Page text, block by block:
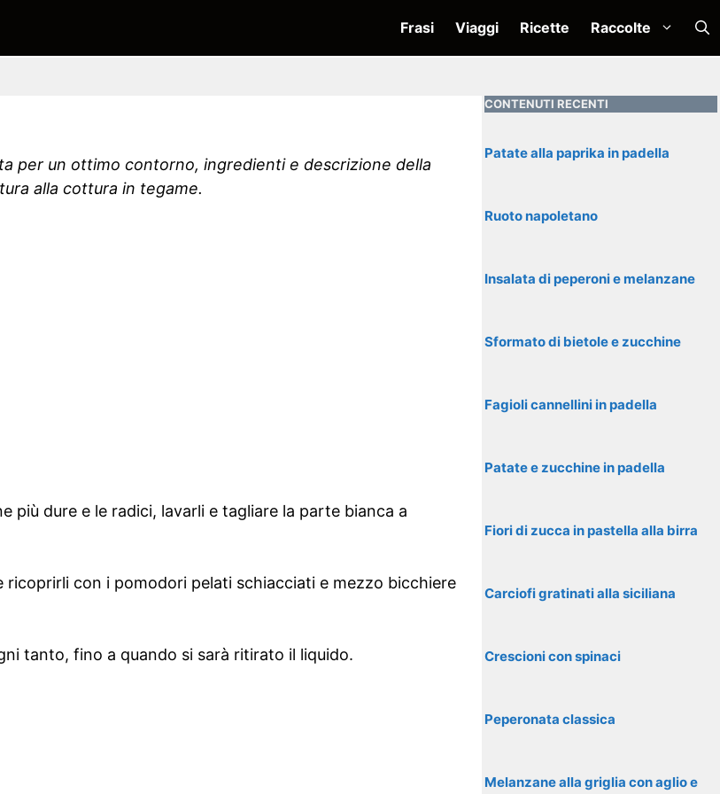
Frasi Viaggi Ricette Raccolte
per un ottimo contorno, ingredienti e descrizione della
alla cottura in tegame.
più dure e le radici, lavarli e tagliare la parte bianca a
con i pomodori pelati schiacciati e mezzo bicchiere
tanto, fino a quando si sarà ritirato il liquido.
CONTENUTI RECENTI
Patate alla paprika in padella
Ruoto napoletano
Insalata di peperoni e melanzane
Sformato di bietole e zucchine
Fagioli cannellini in padella
Patate e zucchine in padella
Fiori di zucca in pastella alla birra
Carciofi gratinati alla siciliana
Crescioni con spinaci
Peperonata classica
Melanzane alla griglia con aglio e